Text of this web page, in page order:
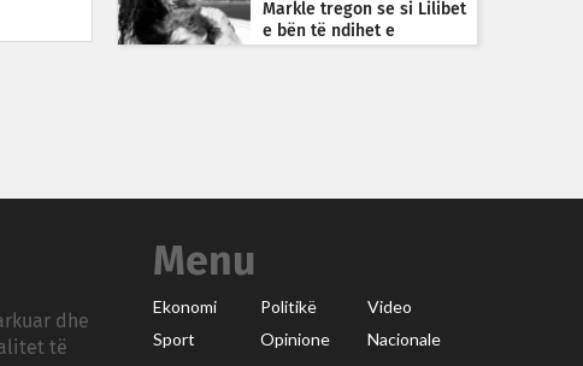
Markle tregon se si Lilibet
e bën të ndihet e
dhe
të
Menu
Ekonomi Politikë
Video
Sport
Opinione
Nacionale